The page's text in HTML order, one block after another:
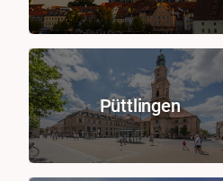
Püttlingen